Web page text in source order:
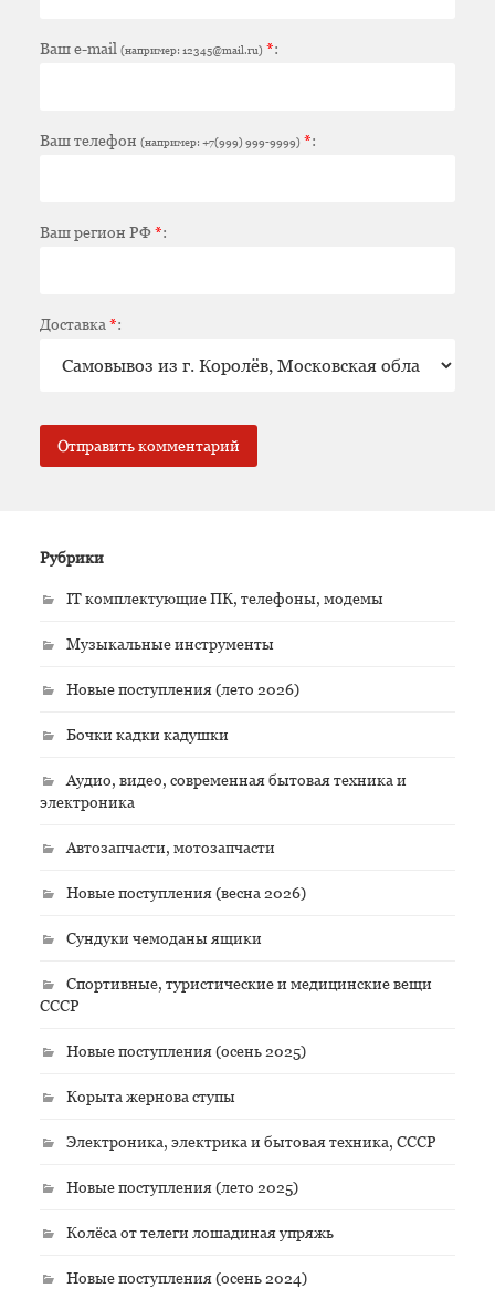
Ваш e-mail (например: 12345@mail.ru) *:
Ваш телефон (например: +7(999) 999-9999) *:
Ваш регион РФ*:
Доставка *:
Рубрики
IT комплектующие ПК, телефоны, модемы
Музыкальные инструменты
Новые поступления (лето 2026)
Бочки кадки кадушки
Аудио, видео, современная бытовая техника и
электроника
Автозапчасти, мотозапчасти
Новые поступления (весна 2026)
Сундуки чемоданы ящики
Спортивные, туристические и медицинские вещи
СССР
Новые поступления (осень 2025)
Корыта жернова ступы
Электроника, электрика и бытовая техника, СССР
Новые поступления (лето 2025)
Колёса от телеги лошадиная упряжь
Новые поступления (осень 2024)